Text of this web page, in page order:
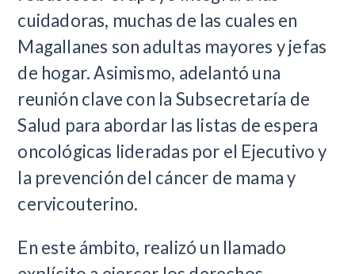
cuidadoras, muchas de las cuales en
Magallanes son adultas mayores y jefas
de hogar. Asimismo, adelantó una
reunión clave con la Subsecretaría de
Salud para abordar las listas de espera
oncológicas lideradas por el Ejecutivo y
la prevención del cáncer de mama y
cervicouterino.
En este ámbito, realizó un llamado